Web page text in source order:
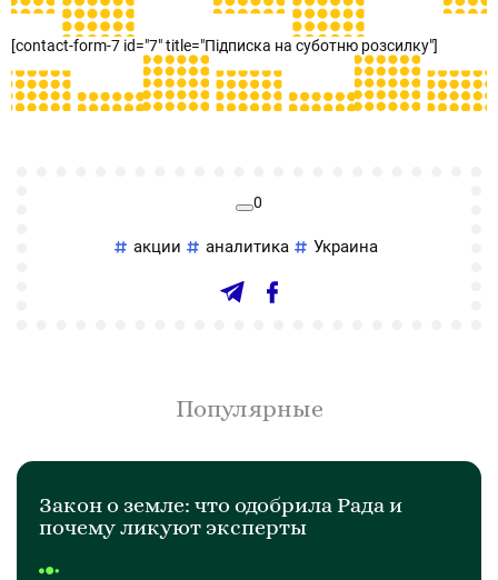
[contact-form-7 id="7" title="Підписка на суботню розсилку"]
0
акции аналитика Украина
Популярные
Закон о земле: что одобрила Рада и
почему ликуют эксперты